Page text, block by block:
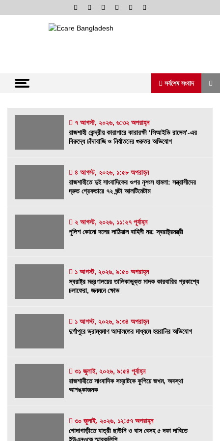
to
সর্বশেষ সংবাদ
রাজশাহী কেন্দ্রীয় কারাগারে কারারক্ষী ‘সিআইডি রাসেল’-
৭ আগস্ট, ২০২৬, ৬:৩২ অপরাহ্ন
রাজশাহীতে দুই সাংবাদিকের ওপর নৃশংস হামলা:
পুলিশ কোনো দলের লাঠিয়াল বাহিনী নয়: স্বরাষ্ট্রমন্ত্রী
স্বরাষ্ট্র মন্ত্রণালয়ের তালিকাভুক্ত মাদক কারবারির
প্রকাশ্যে চলাফেরা, জনমনে ক্ষোভ
দুর্গাপুরে ভ্রাম্যমাণ আদালতের মাধ্যমে হয়রানির
অভিযোগ
রাজশাহীতে সাংবাদিক সম্রাটকে কুপিয়ে জখম, অবস্থা
আশঙ্কাজনক
গোদাগাড়ীতে যাত্রী ছাউনি ও বাস বেসহ ৫ দফা দাবিতে
ইউএনওকে স্মারকলিপি
৭ আগস্ট, ২০২৬, ৬:৩২ অপরাহ্ন
রাজশাহী কেন্দ্রীয় কারাগারে কারারক্ষী ‘সিআইডি রাসেল’-এর
বিরুদ্ধে চাঁদাবাজি ও নির্যাতনের গুরুতর অভিযোগ
৪ আগস্ট, ২০২৬, ১:৫৮ অপরাহ্ন
রাজশাহীতে দুই সাংবাদিকের ওপর নৃশংস হামলা: সন্ত্রাসীদের
দ্রুত গ্রেফতারে ৭২ ঘন্টা আলটিমেটাম
২ আগস্ট, ২০২৬, ১১:২৭ পূর্বাহ্ন
পুলিশ কোনো দলের লাঠিয়াল বাহিনী নয়: স্বরাষ্ট্রমন্ত্রী
১ আগস্ট, ২০২৬, ৯:৫০ অপরাহ্ন
স্বরাষ্ট্র মন্ত্রণালয়ের তালিকাভুক্ত মাদক কারবারির প্রকাশ্যে
চলাফেরা, জনমনে ক্ষোভ
১ আগস্ট, ২০২৬, ৯:৩৪ অপরাহ্ন
দুর্গাপুরে ভ্রাম্যমাণ আদালতের মাধ্যমে হয়রানির অভিযোগ
৩১ জুলাই, ২০২৬, ৯:৫৪ পূর্বাহ্ন
রাজশাহীতে সাংবাদিক সম্রাটকে কুপিয়ে জখম, অবস্থা
আশঙ্কাজনক
৩০ জুলাই, ২০২৬, ১২:৫৭ অপরাহ্ন
গোদাগাড়ীতে যাত্রী ছাউনি ও বাস বেসহ ৫ দফা দাবিতে
ইউএনওকে স্মারকলিপি